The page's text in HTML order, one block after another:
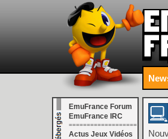
EmuFrance Forum
EmuFrance IRC
===================
Actus Jeux Vidéos